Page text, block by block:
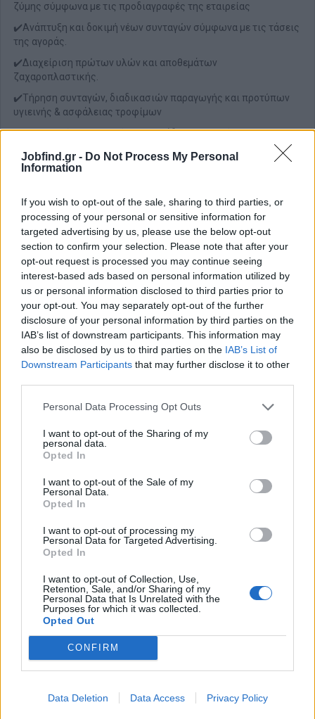
Jobfind.gr - Do Not Process My Personal
Information
If you wish to opt-out of the sale, sharing to third parties, or
processing of your personal or sensitive information for
targeted advertising by us, please use the below opt-out
section to confirm your selection. Please note that after your
opt-out request is processed you may continue seeing
interest-based ads based on personal information utilized by
us or personal information disclosed to third parties prior to
your opt-out. You may separately opt-out of the further
disclosure of your personal information by third parties on the
IAB’s list of downstream participants. This information may
also be disclosed by us to third parties on the IAB’s List of
Downstream Participants that may further disclose it to other
Personal Data Processing Opt Outs
I want to opt-out of the Sharing of my
personal data.
Opted In
I want to opt-out of the Sale of my
Personal Data.
Opted In
I want to opt-out of processing my
Personal Data for Targeted Advertising.
Opted In
I want to opt-out of Collection, Use,
Retention, Sale, and/or Sharing of my
Personal Data that Is Unrelated with the
Purposes for which it was collected.
Opted Out
CONFIRM
Data Deletion Data Access Privacy Policy
ζύμης σύμφωνα με τις προδιαγραφές της εταιρείας
✔️Ανάπτυξη και δοκιμή νέων συνταγών σύμφωνα με τις τάσεις
της αγοράς.
✔️Διαχείριση πρώτων υλών και αποθεμάτων
ζαχαροπλαστικής.
✔️Τήρηση συνταγών, διαδικασιών παραγωγής και προτύπων
υγιεινής & ασφάλειας τροφίμων
✔️Συνεργασία με την υπόλοιπη ομάδα παραγωγής και τον
✔️Διασφάλιση σωστής λειτουργίας και καθαριότητας του
✔️Πενθήμερη εργασία, πλήρης απασχόληση.
Απαραίτητα Προσόντα
✔️Επιθυμητή προϋπηρεσία τουλάχιστον 2 ετών σε εργαστήριο
ή βιομηχανική παραγωγή ζαχαροπλαστικών προϊόντων
✔️Απόφοιτος Σχολής Ζαχαροπλαστικής ή σχετικής
ειδικότητας (Επιθυμητό)
✔️Καλή γνώση τεχνικών παρασκευής και διακόσμησης
✔️Ομαδικό πνεύμα, συνέπεια και υπευθυνότητα
Παροχές
✔️Χορήγηση εταιρικών προϊόντων σε καθημερινή βάση
✔️Εκπτωτική κάρτα εταιρικών προϊόντων
Θέσεις εργασίας
Όλες οι Θέσεις Εργασίας
Θέσεις Εργασίας ανά Ειδικότητα